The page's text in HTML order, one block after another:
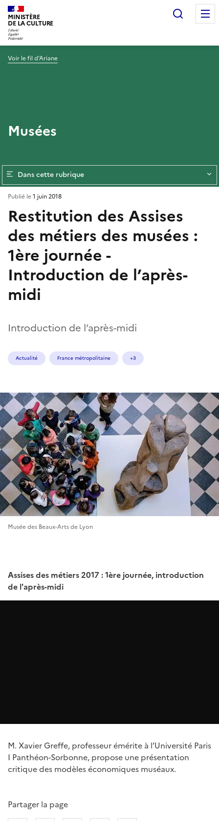
MINISTÈRE
DE LA CULTURE
Voir le fil d’Ariane
Musées
Dans cette rubrique
Restitution des Assises
des métiers des musées :
1ère journée -
Introduction de l’après-
midi
Introduction de l’après-midi
Publié le1 juin 2018
Actualité France métropolitaine +3
Musée des Beaux-Arts de Lyon
Assises des métiers 2017 : 1ère journée, introduction
de l'après-midi
M. Xavier Greffe, professeur émérite à l’Université Paris
I Panthéon-Sorbonne, propose une présentation
critique des modèles économiques muséaux.
Partager la page